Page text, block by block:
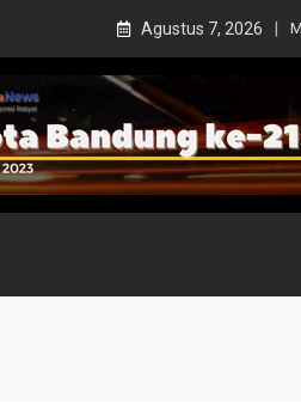
Agustus 7, 2026